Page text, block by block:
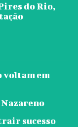
do Rio,
em
sucesso